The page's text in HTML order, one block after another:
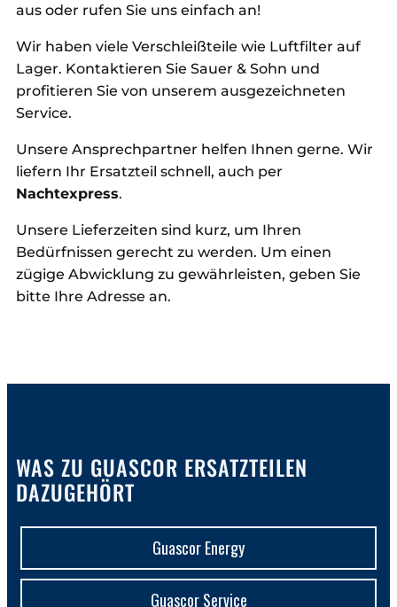
aus oder rufen Sie uns einfach an!
Wir haben viele Verschleißteile wie Luftfilter auf
Lager. Kontaktieren Sie Sauer & Sohn und
profitieren Sie von unserem ausgezeichneten
Service.
Unsere Ansprechpartner helfen Ihnen gerne. Wir
liefern Ihr Ersatzteil schnell, auch per
Nachtexpress.
Unsere Lieferzeiten sind kurz, um Ihren
Bedürfnissen gerecht zu werden. Um einen
zügige Abwicklung zu gewährleisten, geben Sie
bitte Ihre Adresse an.
WAS ZU GUASCOR ERSATZTEILEN
DAZUGEHÖRT
Guascor Energy
Guascor Service